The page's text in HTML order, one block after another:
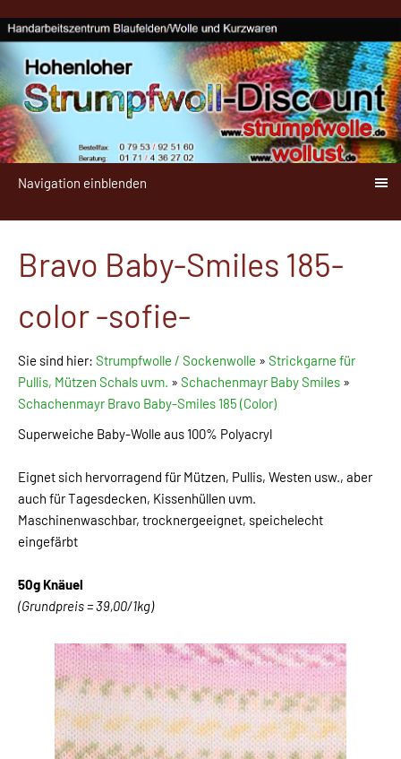
Navigation einblenden
Bravo Baby-Smiles 185-
color -sofie-
Sie sind hier: Strumpfwolle / Sockenwolle » Strickgarne für
Pullis, Mützen Schals uvm. » Schachenmayr Baby Smiles »
Schachenmayr Bravo Baby-Smiles 185 (Color)
Superweiche Baby-Wolle aus 100% Polyacryl
Eignet sich hervorragend für Mützen, Pullis, Westen usw., aber
auch für Tagesdecken, Kissenhüllen uvm.
Maschinenwaschbar, trocknergeeignet, speichelecht
eingefärbt
50g Knäuel
(Grundpreis = 39,00/1kg)